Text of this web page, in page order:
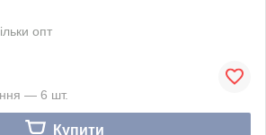
опт
— 6 шт.
Купити